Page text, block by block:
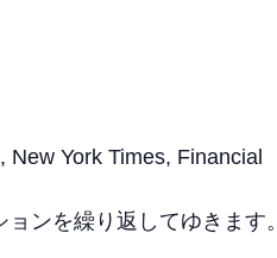
York Times, Financial
ンを繰り返してゆきます。